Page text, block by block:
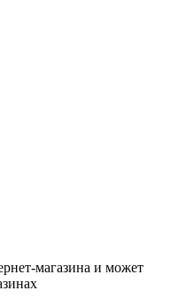
магазина и может